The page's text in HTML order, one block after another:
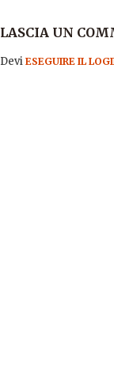
LASCIA UN
Devi ESEGUIRE IL